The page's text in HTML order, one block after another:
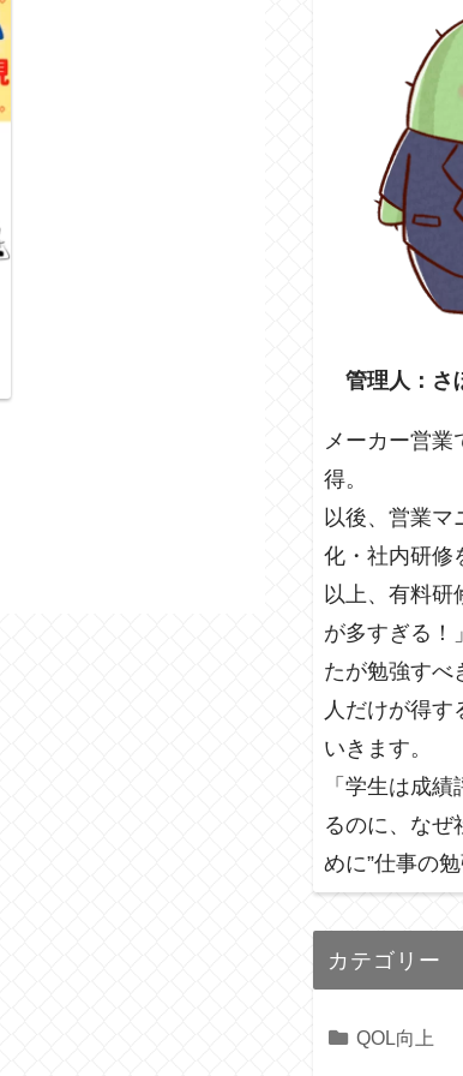
管理人：さ
メーカー営業
得。
以後、営業マ
化・社内研修
以上、有料研
が多すぎる！
たが勉強すべ
人だけが得す
いきます。
「学生は成
るのに、なぜ
めに”仕事の勉
カテゴリー
QOL向上